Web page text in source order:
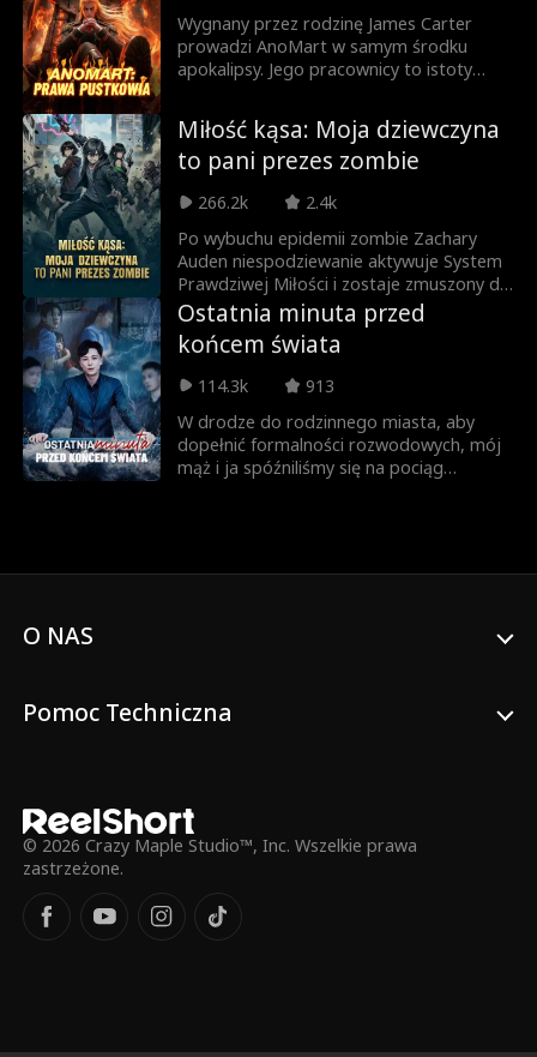
Wygnany przez rodzinę James Carter
prowadzi AnoMart w samym środku
apokalipsy. Jego pracownicy to istoty
kapitalizmie. Między odpieraniem ataków
z wrogich baz, unikaniem zamachów i
zarządzaniem personelem złożonym z
James buduje imperium handlowe. Może
ono ocalić ludzkość, o ile Władca Anomalii
nie zniszczy wcześniej planety.
Miłość kąsa: Moja dziewczyna
to pani prezes zombie
266.2k
2.4k
Po wybuchu epidemii zombie Zachary
Auden niespodziewanie aktywuje System
Prawdziwej Miłości i zostaje zmuszony do
związku z olśniewającą nieumarłą —
prezesową Caroliną Stark. A to dopiero
początek udręk. Musi stawić czoła
nadciągającym hordom zombie, a
jednocześnie unikać podstępnych intryg
wrogich ocalałych… Na dodatek na jego
barkach spoczywa misja ocalenia całego
świata.
Ostatnia minuta przed
końcem świata
114.3k
913
W drodze do rodzinnego miasta, aby
dopełnić formalności rozwodowych, mój
mąż i ja spóźniliśmy się na pociąg
pociągu zginęli. Los sprawił, że
pociąg i pozwolić wszystkim wcześniej
O NAS
Pomoc Techniczna
© 2026 Crazy Maple Studio™, Inc. Wszelkie prawa
zastrzeżone.